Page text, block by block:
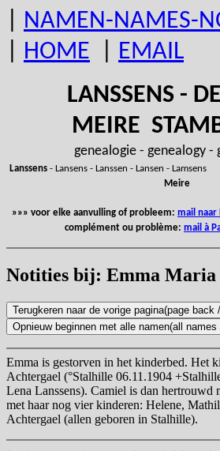
NAMEN-NAMES-
HOME EMAIL
LANSSENS -
MEIRE
genealogie - genealogy -
Lanssens- Lansens - Lanssen - Lansen -
Meire
»»» voor elke aanvulling of probleem: mail naar
complément ou problème: mail à
Notities bij: Emma Maria
Emma is gestorven in het kinderbed. Het
Achtergael (°Stalhille 06.11.1904
Lena Lanssens). Camiel is dan hertrouwd
met haar nog vier kinderen: Helene,
Achtergael (allen geboren in Stalhille).